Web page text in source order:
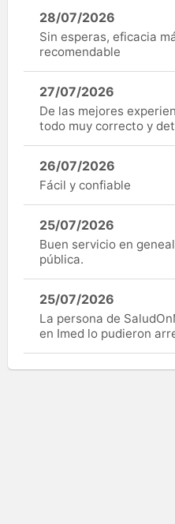
28/07/2026
Sin esperas, eficacia
recomendable
27/07/2026
De las mejores
todo muy correcto y
26/07/2026
Fácil y confiable
25/07/2026
Buen servicio en
pública.
25/07/2026
La persona de
en Imed lo pudieron